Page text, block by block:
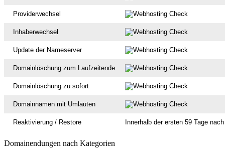
Providerwechsel
Inhaberwechsel
Update der Nameserver
Domainlöschung zum Laufzeitende
Domainlöschung zu sofort
Domainnamen mit Umlauten
Reaktivierung / Restore Innerhalb der ersten 59 Tage
Domainendungen nach Kategorien